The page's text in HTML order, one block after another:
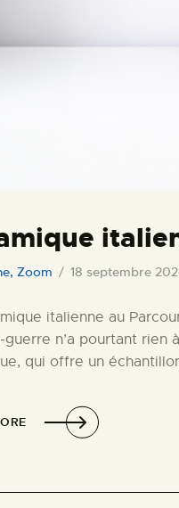
, Zoom 18 septembre
italienne au
guerre n’a pourtant
qui offre un